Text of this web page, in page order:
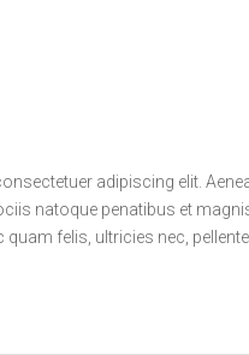
adipiscing elit.
natoque penatibus et
felis, ultricies nec,